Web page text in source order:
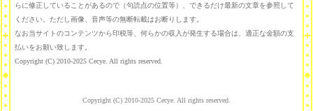
らに修正していることがあるので（句読点の位置等）、できるだけ最新の文章を参照して
ください。ただし画像、音声等の無断転載はお断りします。
なお当サイトのコンテンツから印税等、何らかの収入が発生する場合は、適正な金額の支
払いをお願い致します。
Copyright (C) 2010-2025 Cecye. All rights reserved.
Copyright (C) 2010-2025 Cecye. All rights reserved.